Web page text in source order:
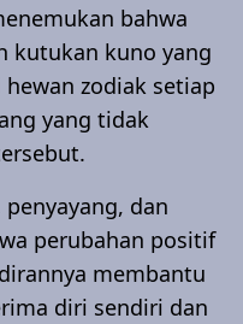
bahwa
kutukan kuno yang
zodiak setiap
yang tidak
dan
perubahan positif
membantu
diri sendiri dan